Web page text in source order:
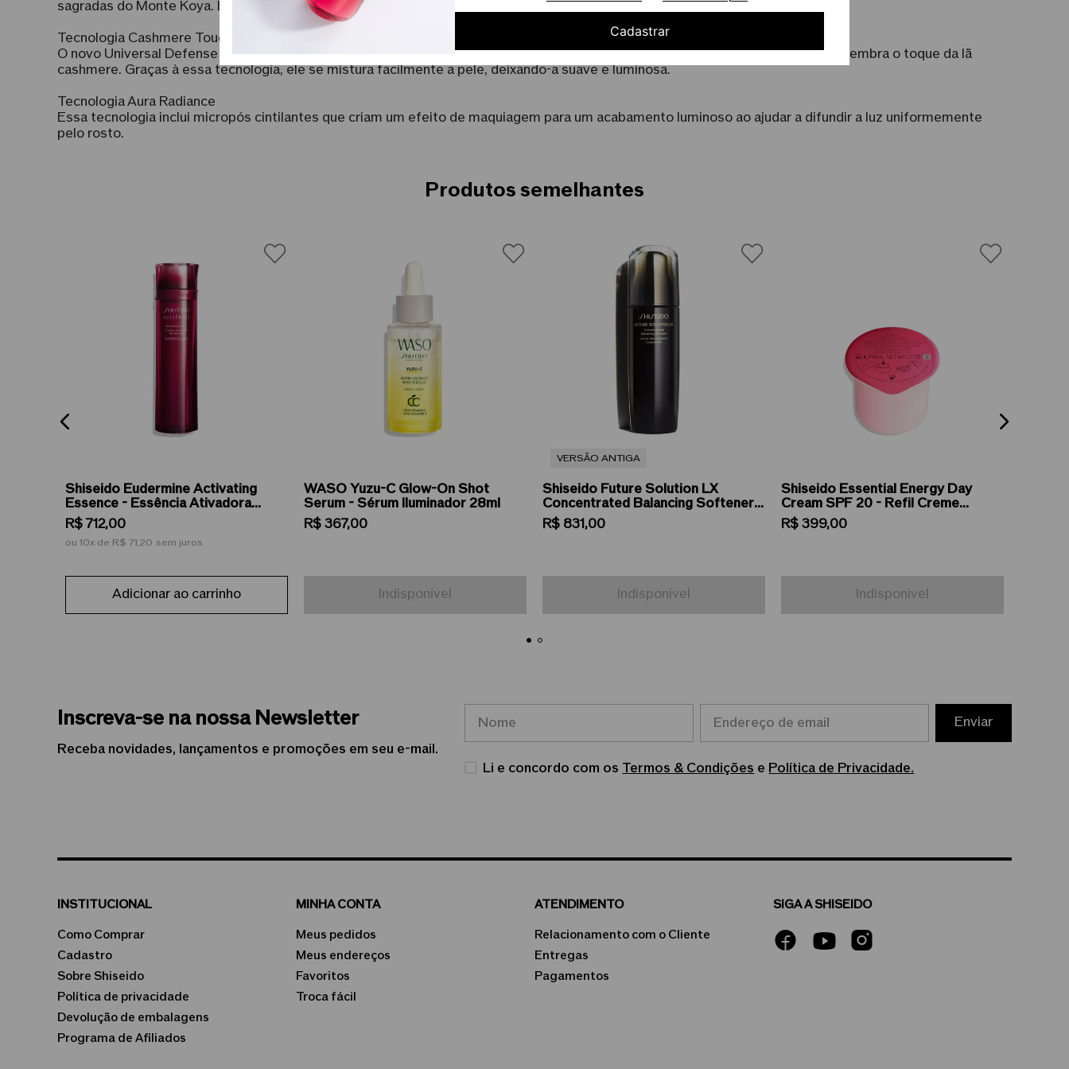
Cadastrar
sagradas do Monte Koya. Ela é cuidadosamente vigiada pelos cientistas da SHISEIDO antes da colheita.
Tecnologia Cashmere Touch Emulsion
O novo Universal Defense possui uma luxuosa textura cremosa e ao mesmo tempo extremamente leve. Sua suavidade refinada lembra o toque da lã
cashmere. Graças à essa tecnologia, ele se mistura facilmente a pele, deixando-a suave e luminosa.
Tecnologia Aura Radiance
Essa tecnologia inclui micropós cintilantes que criam um efeito de maquiagem para um acabamento luminoso ao ajudar a difundir a luz uniformemente
pelo rosto.
Produtos semelhantes
Shiseido Eudermine Activating
Essence - Essência Ativadora
Revitalizante 145ml
R$ 712,00
ou 10 de R$ 71,20 sem juros
Adicionar ao carrinho
WASO Yuzu-C Glow-On Shot
Serum - Sérum Iluminador 28ml
R$ 367,00
Indisponível
VERSÃO ANTIGA
Shiseido Future Solution LX
Concentrated Balancing Softener -
Loção Hidratante Facial 170ml
R$ 831 ,00
Indisponível
Shiseido Essential Energy Day
Cream SPF 20 - Refil Creme
Hidratante Diurno 50ml
R$ 399,00
Indisponível
Inscreva-se na nossa Newsletter
Receba novidades, lançamentos e promoções em seu e-mail.
Enviar
Li e concordo com os Termos & Condições e Política de Privacidade.
INSTITUCIONAL
Como Comprar
Cadastro
Sobre Shiseido
Política de privacidade
Devolução de embalagens
Programa de Afiliados
MINHA CONTA
Meus pedidos
Meus endereços
Favoritos
Troca fácil
ATENDIMENTO
Relacionamento com o Cliente
Entregas
Pagamentos
SIGA A SHISEIDO